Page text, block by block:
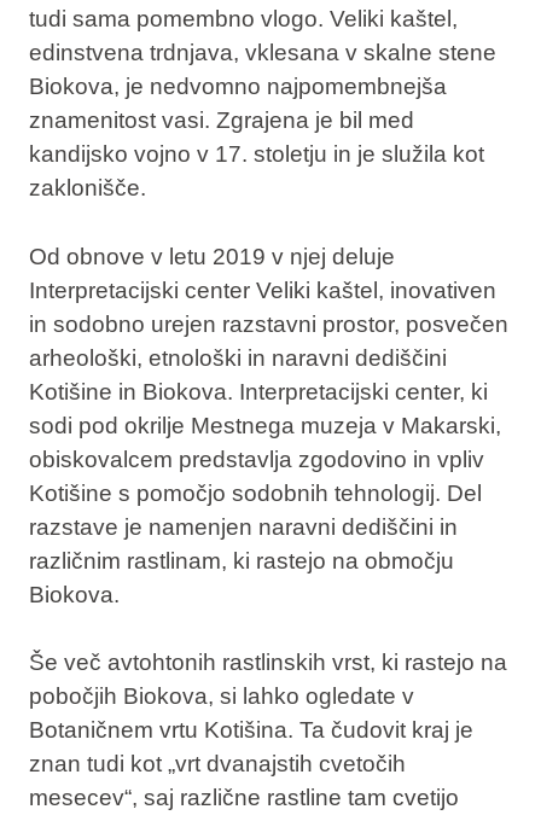
tudi sama pomembno vlogo. Veliki kaštel ,
edinstvena trdnjava, vklesana v skalne stene
Biokova, je nedvomno najpomembnejša
znamenitost vasi. Zgrajena je bil med
kandijsko vojno v 17. stoletju in je služila kot
zaklonišče.
Od obnove v letu 2019 v njej deluje
Interpretacijski center Veliki kaštel, inovativen
in sodobno urejen razstavni prostor, posvečen
arheološki, etnološki in naravni dediščini
Kotišine in Biokova. Interpretacijski center, ki
sodi pod okrilje Mestnega muzeja v Makarski,
obiskovalcem predstavlja zgodovino in vpliv
Kotišine s pomočjo sodobnih tehnologij. Del
razstave je namenjen naravni dediščini in
različnim rastlinam, ki rastejo na območju
Biokova.
Še več avtohtonih rastlinskih vrst, ki rastejo na
pobočjih Biokova, si lahko ogledate v
Botaničnem vrtu Kotišina. Ta čudovit kraj je
znan tudi kot „vrt dvanajstih cvetočih
mesecev“, saj različne rastline tam cvetijo